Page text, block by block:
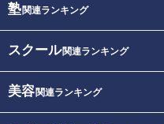
塾関連ランキング
スクール関連ランキング
美容関連ランキング